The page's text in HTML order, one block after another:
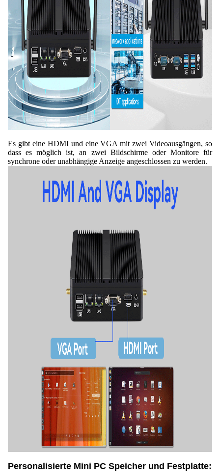
Es gibt eine HDMI und eine VGA mit zwei Videoausgängen, so
dass es möglich ist, an zwei Bildschirme oder Monitore für
synchrone oder unabhängige Anzeige angeschlossen zu werden.
Personalisierte Mini PC Speicher und Festplatte: